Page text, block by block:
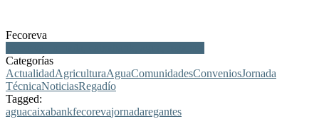
Fecoreva
Categorías
ActualidadAgriculturaAguaComunidadesConveniosJornada
TécnicaNoticiasRegadío
Tagged:
aguacaixabankfecorevajornadaregantes